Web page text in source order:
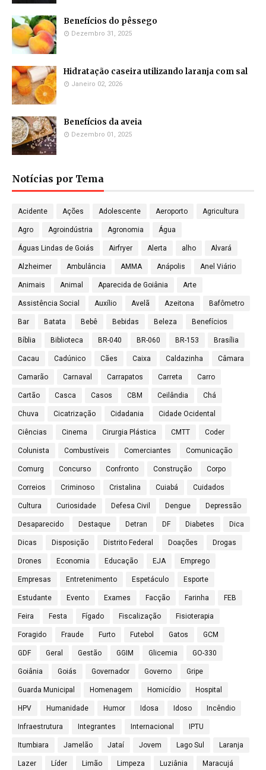
Benefícios do pêssego
Dezembro 31, 2025
Hidratação caseira utilizando laranja com sal
Janeiro 02, 2026
Benefícios da aveia
Dezembro 01, 2025
Notícias por Tema
Acidente Ações Adolescente Aeroporto Agricultura
Agro Agroindústria Agronomia Água
Águas Lindas de Goiás Airfryer Alerta alho Alvará
Alzheimer Ambulância AMMA Anápolis Anel Viário
Animais Animal Aparecida de Goiânia Arte
Assistência Social Auxílio Avelã Azeitona Bafômetro
Bar Batata Bebê Bebidas Beleza Benefícios
Bíblia Biblioteca BR-040 BR-060 BR-153 Brasília
Cacau Cadúnico Cães Caixa Caldazinha Câmara
Camarão Carnaval Carrapatos Carreta Carro
Cartão Casca Casos CBM Ceilândia Chá
Chuva Cicatrização Cidadania Cidade Ocidental
Ciências Cinema Cirurgia Plástica CMTT Coder
Colunista Combustíveis Comerciantes Comunicação
Comurg Concurso Confronto Construção Corpo
Correios Criminoso Cristalina Cuiabá Cuidados
Cultura Curiosidade Defesa Civil Dengue Depressão
Desaparecido Destaque Detran DF Diabetes Dica
Dicas Disposição Distrito Federal Doações Drogas
Drones Economia Educação EJA Emprego
Empresas Entretenimento Espetáculo Esporte
Estudante Evento Exames Facção Farinha FEB
Feira Festa Fígado Fiscalização Fisioterapia
Foragido Fraude Furto Futebol Gatos GCM
GDF Geral Gestão GGIM Glicemia GO-330
Goiânia Goiás Governador Governo Gripe
Guarda Municipal Homenagem Homicídio Hospital
HPV Humanidade Humor Idosa Idoso Incêndio
Infraestrutura Integrantes Internacional IPTU
Itumbiara Jamelão Jataí Jovem Lago Sul Laranja
Lazer Líder Limão Limpeza Luziânia Maracujá